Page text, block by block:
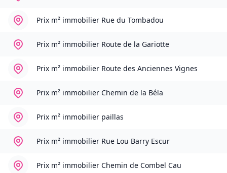
Prix m² immobilier Rue du Tombadou
Prix m² immobilier Route de la Gariotte
Prix m² immobilier Route des Anciennes Vignes
Prix m² immobilier Chemin de la Béla
Prix m² immobilier paillas
Prix m² immobilier Rue Lou Barry Escur
Prix m² immobilier Chemin de Combel Cau